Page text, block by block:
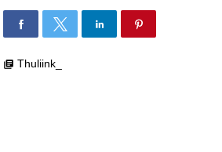
library_books Thuliink_